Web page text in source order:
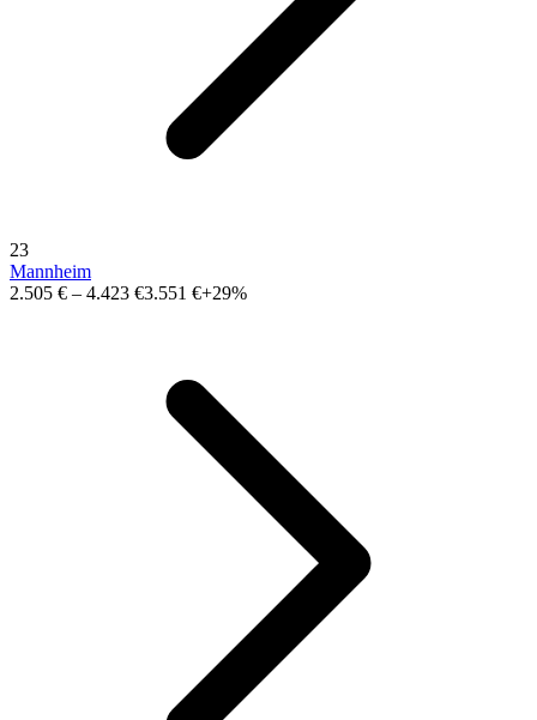
23
Mannheim
2.505 € – 4.423 €3.551 €+29%